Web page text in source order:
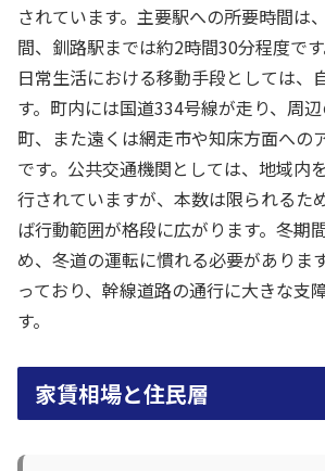
されています。主要駅への所要時間は
間、釧路駅までは約2時間30分程度です
日常生活における移動手段としては、
す。町内には国道334号線が走り、周
町、また遠くは網走市や知床方面への
です。公共交通機関としては、地域内
行されていますが、本数は限られるた
ば行動範囲が格段に広がります。冬期
め、冬道の運転に慣れる必要がありま
っており、幹線道路の通行に大きな支
す。
家賃相場と住民層